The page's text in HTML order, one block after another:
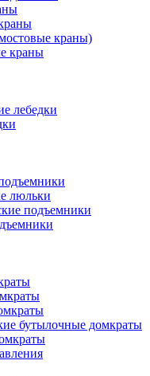
краны)
краны
лебедки
люльки
подъемники
бутылочные домкраты